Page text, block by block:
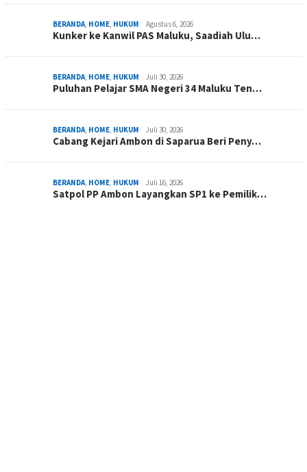
BERANDA, HOME, HUKUM Agustus 6, 2026
Kunker ke Kanwil PAS Maluku, Saadiah Ulu…
BERANDA, HOME, HUKUM Juli 30, 2026
Puluhan Pelajar SMA Negeri 34 Maluku Ten…
BERANDA, HOME, HUKUM Juli 30, 2026
Cabang Kejari Ambon di Saparua Beri Peny…
BERANDA, HOME, HUKUM Juli 16, 2026
Satpol PP Ambon Layangkan SP1 ke Pemilik…